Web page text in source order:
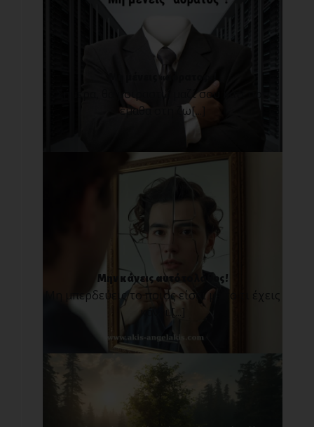
Μη μένεις «αόρατος»!
Σήμερα, θα μοιραστώ μαζί σου κάτι που
έμαθα στη ζω[...]
Μην κάνεις αυτό το λάθος!
Μη μπερδεύεις το ποιος είσαι με το τι έχεις
κάνει.[...]